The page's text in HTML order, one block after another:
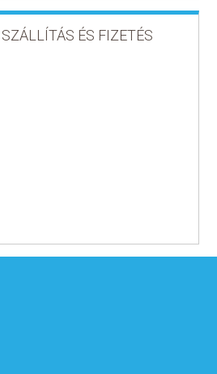
SZÁLLÍTÁS ÉS FIZETÉS